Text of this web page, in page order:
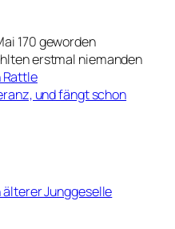
170 geworden
erstmal niemanden
Rattle
und fängt schon
älterer Junggeselle